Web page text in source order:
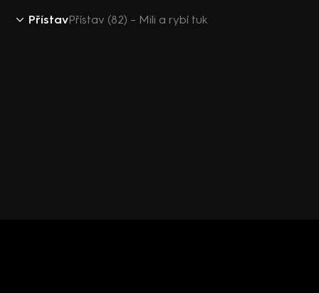
PřístavPřístav (82) – Mili a rybí tuk